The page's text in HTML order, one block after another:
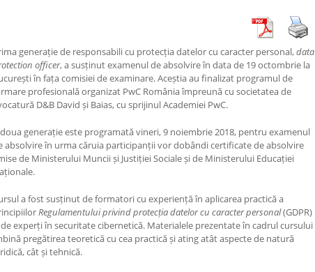
generație de responsabili cu protecția datelor cu caracter personal,data
officer, a susținut examenul de absolvire în data de 19 octombrie la
în fața comisiei de examinare. Aceștia au finalizat programul de
profesională organizat PwC România împreună cu societatea de
D&B David și Baias, cu sprijinul Academiei PwC.
generație este programată vineri, 9 noiembrie 2018, pentru examenul
absolvire în urma căruia participanții vor dobândi certificate de absolvire
de Ministerului Muncii și Justiției Sociale și de Ministerului Educației
a fost susținut de formatori cu experiență în aplicarea practică a
Regulamentului privind protecția datelor cu caracter personal(GDPR)
experți în securitate cibernetică. Materialele prezentate în cadrul cursului
pregătirea teoretică cu cea practică și ating atât aspecte de natură
cât și tehnică.